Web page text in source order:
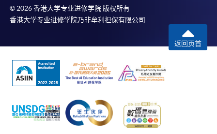
選用網上報名服務必須在已接駁互聯網及支援
JavaScript程式瀏覽器的電腦上進行。建議選用
申請人不應閒置申請超過10分鐘。否則，申請人
必須重新開始整個申請程序。
網上報名只支援「提早報讀優惠」。如需享用其他
報讀優惠，請親臨學院的報名中心報名。
在網上報名過程中，由於提交課程申請和付款在系
統處理上為兩個不同的程序，成功付款並不保證成
© 2026 香港大学专业进修学院 版权所有
香港大学专业进修学院乃非牟利担保有限公司
返回页首